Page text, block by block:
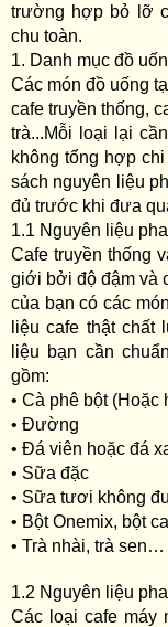
trường hợp bỏ lỡ
chu toàn.
1. Danh mục đồ
Các món đồ uống
cafe truyền thống,
trà...Mỗi loại lại
không tổng hợp
sách nguyên liệu
đủ trước khi đưa
1.1 Nguyên liệu
Cafe truyền thống
giới bởi độ đậm và
của bạn có các
liệu cafe thật chất
liệu bạn cần
gồm:
• Cà phê bột (Hoặc
• Đường
• Đá viên hoặc đá
• Sữa đặc
• Sữa tươi không
• Bột Onemix, bột
• Trà nhài, trà sen…
1.2 Nguyên liệu
Các loại cafe máy